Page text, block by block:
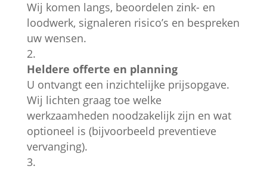
Wij komen langs, beoordelen zink- en
loodwerk, signaleren risico’s en bespreken
uw wensen.
Heldere offerte en planning
U ontvangt een inzichtelijke prijsopgave.
Wij lichten graag toe welke
werkzaamheden noodzakelijk zijn en wat
optioneel is (bijvoorbeeld preventieve
vervanging).